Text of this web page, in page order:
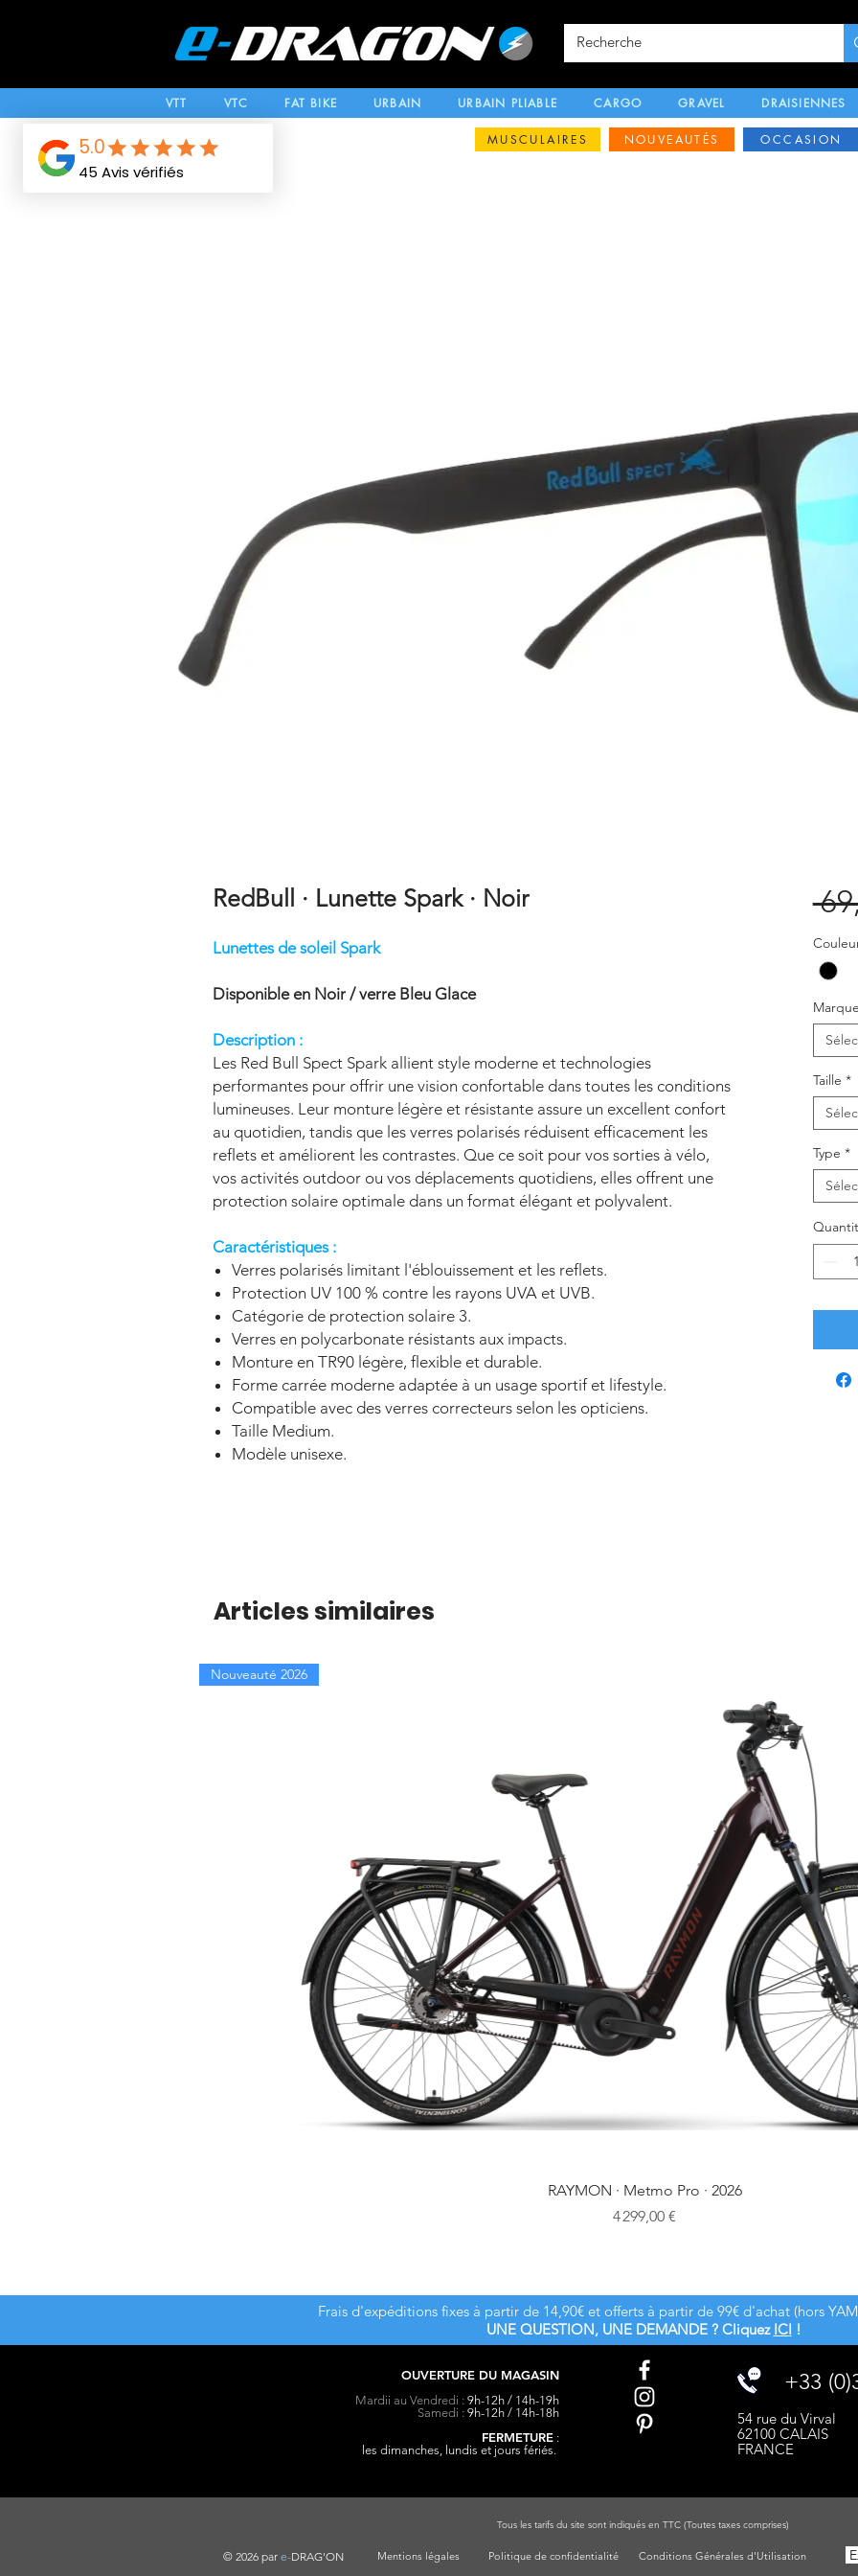
VTT VTC FAT BIKE URBAIN URBAIN PLIABLE CARGO GRAVEL DRAISIENNES
MUSCULAIRES NOUVEAUTÉS OCCASION
RedBull · Lunette Spark · Noir
Lunettes de soleil Spark
Disponible en Noir / verre Bleu Glace
Description :
Les Red Bull Spect Spark allient style moderne et technologies
performantes pour offrir une vision confortable dans toutes les conditions
lumineuses. Leur monture légère et résistante assure un excellent confort
au quotidien, tandis que les verres polarisés réduisent efficacement les
reflets et améliorent les contrastes. Que ce soit pour vos sorties à vélo,
vos activités outdoor ou vos déplacements quotidiens, elles offrent une
protection solaire optimale dans un format élégant et polyvalent.
Caractéristiques :
Verres polarisés limitant l'éblouissement et les reflets.
Protection UV 100 % contre les rayons UVA et UVB.
Catégorie de protection solaire 3.
Verres en polycarbonate résistants aux impacts.
Monture en TR90 légère, flexible et durable.
Forme carrée moderne adaptée à un usage sportif et lifestyle.
Compatible avec des verres correcteurs selon les opticiens.
Taille Medium.
Modèle unisexe.
Marque
Taille *
Type *
Articles similaires
Nouveauté 2026
RAYMON · Metmo Pro · 2026
Prix
4 299,00 €
OUVERTURE DU MAGASIN
Mardii au Vendredi : 9h-12h / 14h-19h
Samedi : 9h-12h / 14h-18h
FERMETURE :
les dimanches, lundis et jours fériés.
+33
54 rue du Virval
62100 CALAIS
FRANCE
Tous les tarifs du site sont indiqués en TTC (Toutes taxes comprises)
© 2026 par e-DRAG'ON Mentions légales Politique de confidentialité Conditions Générales d'Utilisation
Frais d'expéditions fixes à partir de 14,90€ et offerts à partir de 99€ d'achat (hors
UNE QUESTION, UNE DEMANDE ? Cliquez ICI !